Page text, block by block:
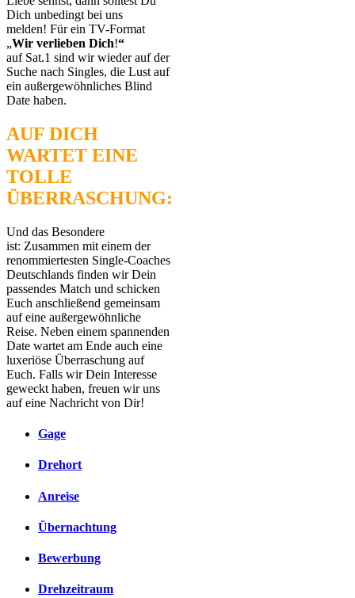
Dich unbedingt bei uns
melden! Für ein TV-Format
„Wir verlieben Dich!“
auf Sat.1 sind wir wieder auf der
Suche nach Singles, die Lust auf
ein außergewöhnliches Blind
Date haben.
AUF DICH
WARTET EINE
TOLLE
ÜBERRASCHUNG:
Und das Besondere
ist: Zusammen mit einem der
renommiertesten Single-Coaches
Deutschlands finden wir Dein
passendes Match und schicken
Euch anschließend gemeinsam
auf eine außergewöhnliche
Reise. Neben einem spannenden
Date wartet am Ende auch eine
luxeriöse Überraschung auf
Euch. Falls wir Dein Interesse
geweckt haben, freuen wir uns
auf eine Nachricht von Dir!
Gage
Drehort
Anreise
Übernachtung
Bewerbung
Drehzeitraum